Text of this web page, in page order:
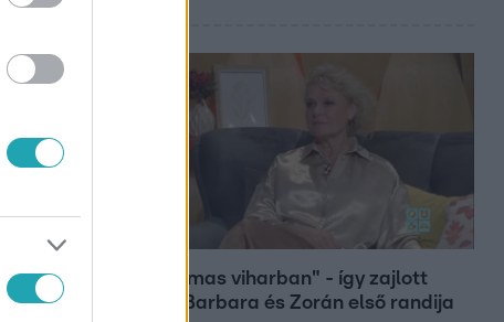
"Hatalmas viharban" - így zajlott
Hegyi Barbara és Zorán első randija